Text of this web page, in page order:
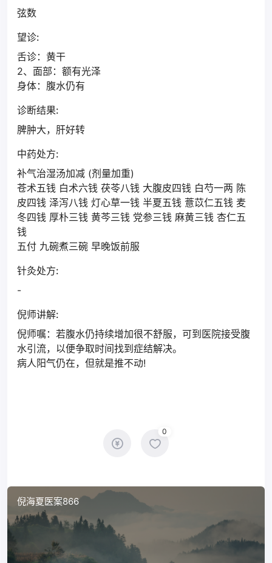
弦数
望诊:
舌诊：黄干
2、面部：额有光泽
身体：腹水仍有
诊断结果:
脾肿大，肝好转
中药处方:
补气治湿汤加减 (剂量加重)
苍术五钱 白术六钱 茯苓八钱 大腹皮四钱 白芍一两 陈
皮四钱 泽泻八钱 灯心草一钱 半夏五钱 薏苡仁五钱 麦
冬四钱 厚朴三钱 黄芩三钱 党参三钱 麻黄三钱 杏仁五
钱
五付 九碗煮三碗 早晚饭前服
针灸处方:
-
倪师讲解:
倪师嘱：若腹水仍持续增加很不舒服，可到医院接受腹
水引流，以便争取时间找到症结解决。
病人阳气仍在，但就是推不动!
0
倪海夏医案866